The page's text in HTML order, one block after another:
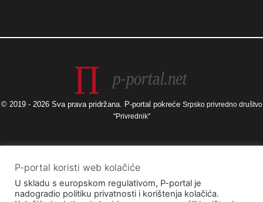
© 2019 - 2026 Sva prava pridržana. P-portal pokreće Srpsko privredno društvo
"Privrednik"
Izneseni stavovi i mišljenja samo su autorova i ne odražavaju nužno
službena stajališta Europske unije ili Europske komisije, kao ni stajališta
Agencije za elektroničke medije ni Ministarstva kulture i medija. Europska
unija i Europska komisija, kao ni Agencija za elektroničke medije ni
P-portal koristi web kolačiće
U skladu s europskom regulativom, P-portal je
nadogradio politiku privatnosti i korištenja kolačića.